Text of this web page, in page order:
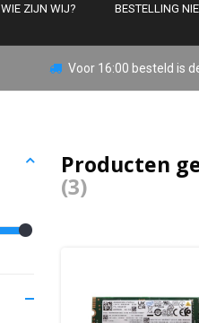
WIE ZIJN WIJ? BESTELLING
Voor 16:00 besteld is
Producten
(3)